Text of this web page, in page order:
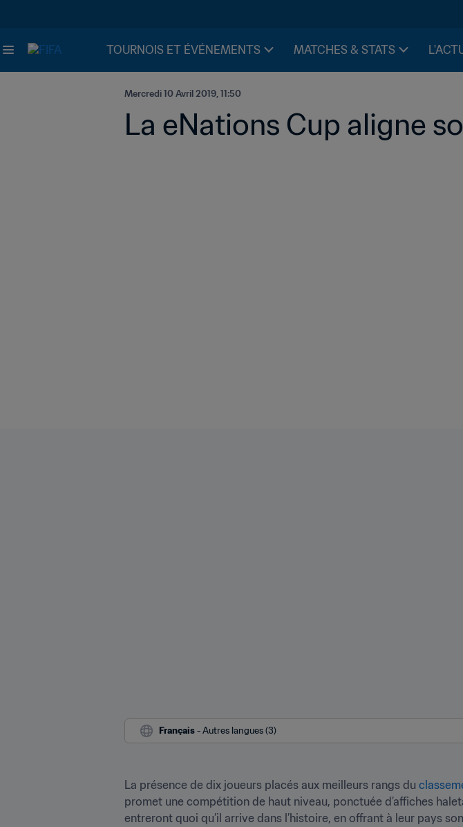
TOURNOIS ET ÉVÉNEMENTS MATCHES & STATS
Mercredi 10 Avril 2019, 11:50
La eNations Cup aligne
Français - Autres langues (3)
La présence de dix joueurs placés aux meilleurs rangs du
promet une compétition de haut niveau, ponctuée d’affiches
entreront quoi qu’il arrive dans l’histoire, en offrant à leur pays